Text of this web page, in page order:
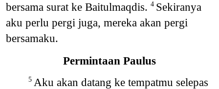
bersama surat ke Baitulmaqdis. 4 Sekiranya
aku perlu pergi juga, mereka akan pergi
bersamaku.
Permintaan Paulus
5 Aku akan datang ke tempatmu selepas